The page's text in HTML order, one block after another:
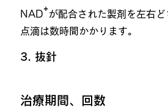
NAD⁺が配合された製剤を左右ど
点滴は数時間かかります。
3. 抜針
治療期間、回数